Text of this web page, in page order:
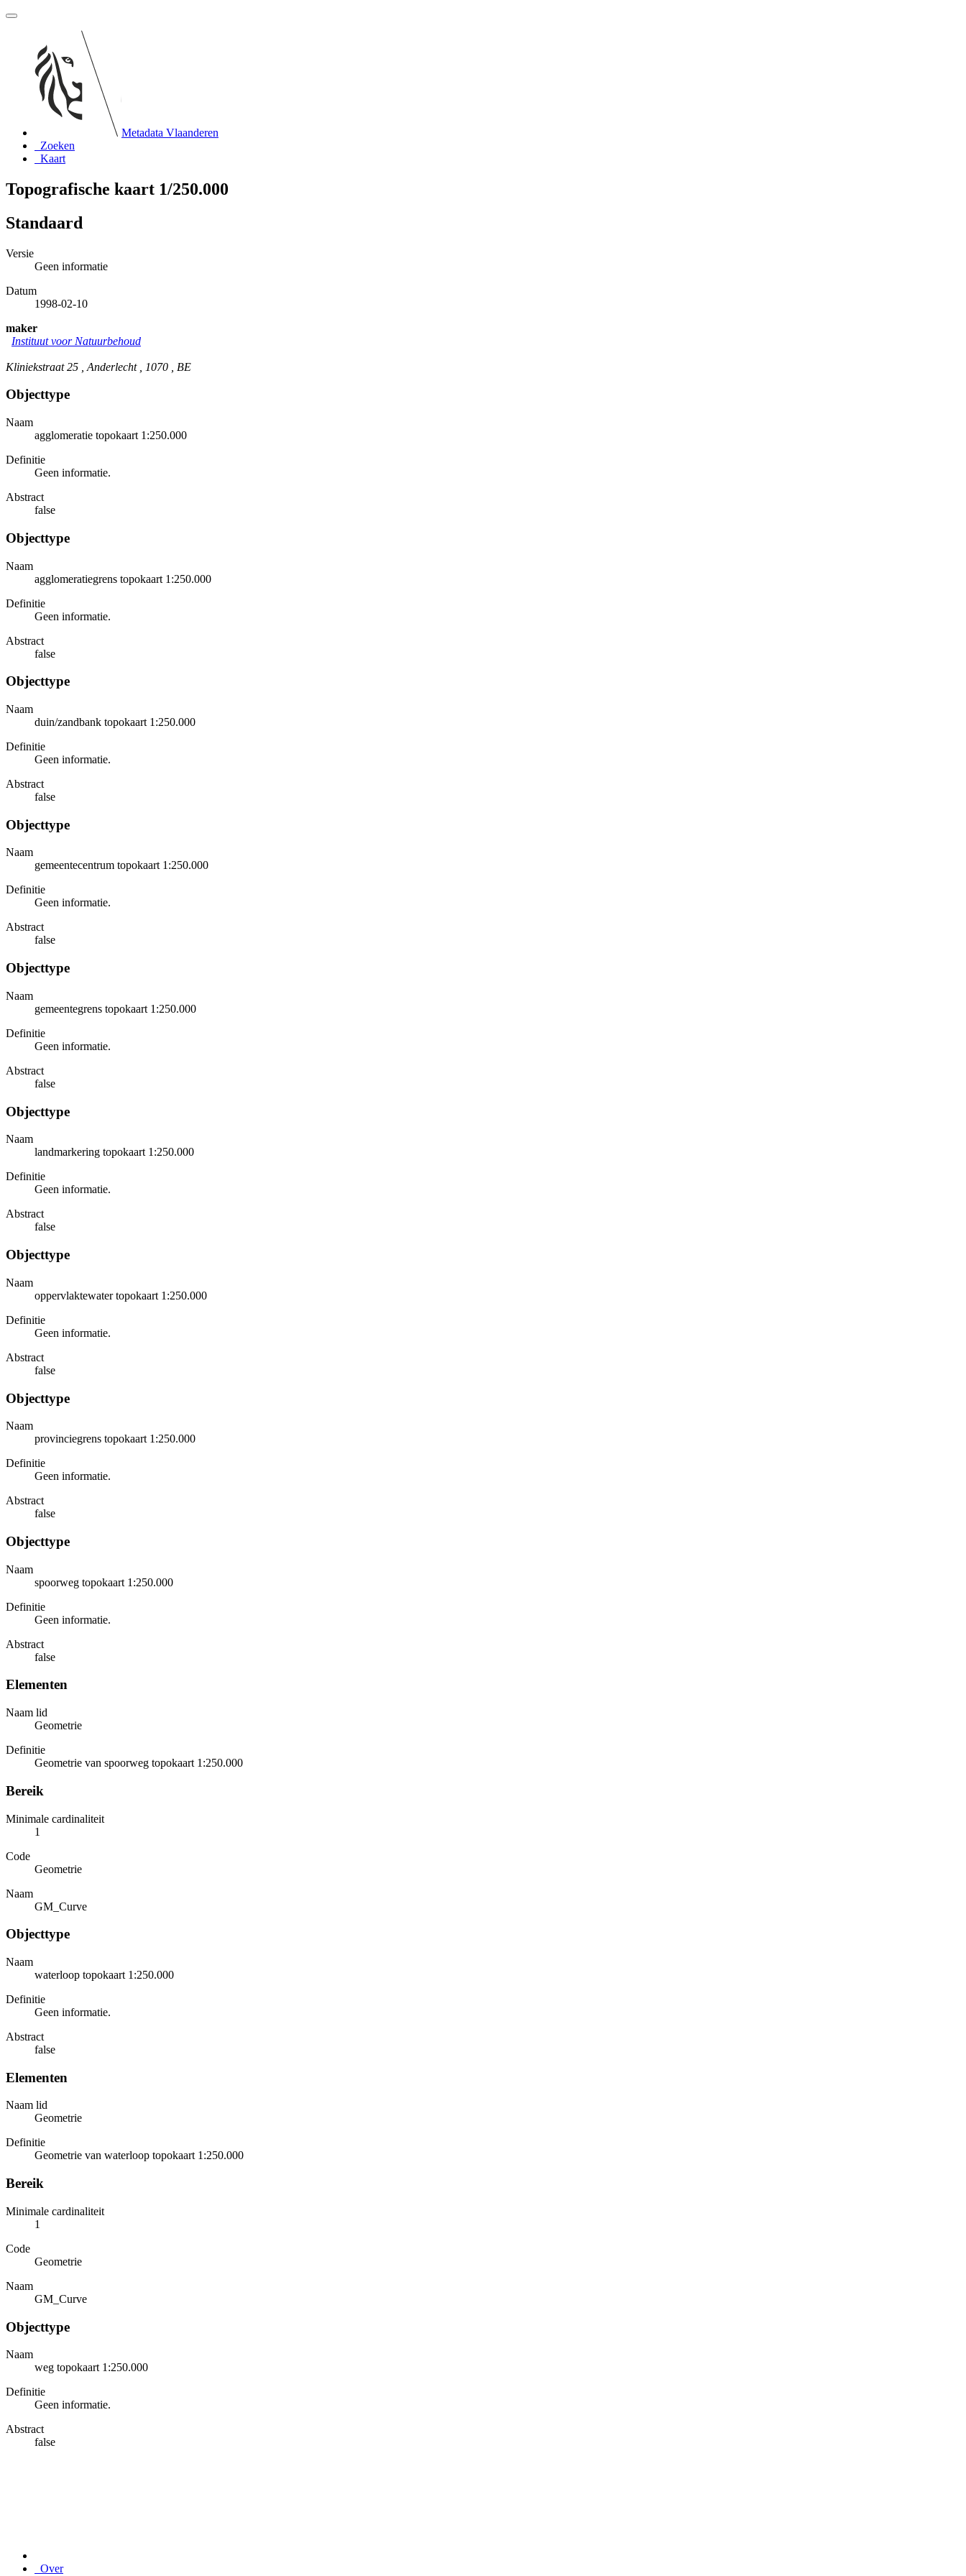
Metadata Vlaanderen
Zoeken
Kaart
Topografische kaart 1/250.000
Standaard
Versie
Geen informatie
Datum
1998-02-10
maker
Instituut voor Natuurbehoud
Kliniekstraat 25 , Anderlecht , 1070 , BE
Objecttype
Naam
agglomeratie topokaart 1:250.000
Definitie
Geen informatie.
Abstract
false
Objecttype
Naam
agglomeratiegrens topokaart 1:250.000
Definitie
Geen informatie.
Abstract
false
Objecttype
Naam
duin/zandbank topokaart 1:250.000
Definitie
Geen informatie.
Abstract
false
Objecttype
Naam
gemeentecentrum topokaart 1:250.000
Definitie
Geen informatie.
Abstract
false
Objecttype
Naam
gemeentegrens topokaart 1:250.000
Definitie
Geen informatie.
Abstract
false
Objecttype
Naam
landmarkering topokaart 1:250.000
Definitie
Geen informatie.
Abstract
false
Objecttype
Naam
oppervlaktewater topokaart 1:250.000
Definitie
Geen informatie.
Abstract
false
Objecttype
Naam
provinciegrens topokaart 1:250.000
Definitie
Geen informatie.
Abstract
false
Objecttype
Naam
spoorweg topokaart 1:250.000
Definitie
Geen informatie.
Abstract
false
Elementen
Naam lid
Geometrie
Definitie
Geometrie van spoorweg topokaart 1:250.000
Bereik
Minimale cardinaliteit
1
Code
Geometrie
Naam
GM_Curve
Objecttype
Naam
waterloop topokaart 1:250.000
Definitie
Geen informatie.
Abstract
false
Elementen
Naam lid
Geometrie
Definitie
Geometrie van waterloop topokaart 1:250.000
Bereik
Minimale cardinaliteit
1
Code
Geometrie
Naam
GM_Curve
Objecttype
Naam
weg topokaart 1:250.000
Definitie
Geen informatie.
Abstract
false
Over